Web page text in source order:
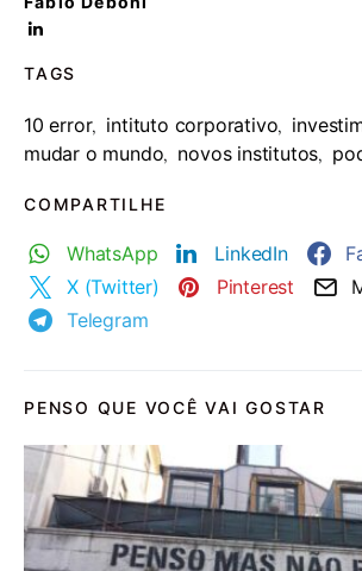
TAGS
10 error, intituto corporativo,
mudar o mundo, novos institutos,
COMPARTILHE
WhatsApp LinkedIn
X (Twitter)
Pinterest
Telegram
PENSO QUE VOCÊ VAI GOSTAR